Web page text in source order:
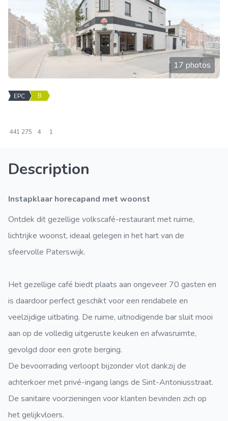
17 photos
EPC B
441 275 4 1
Description
instapklaar horecapand met woonst
Ontdek dit gezellige volkscafé-restaurant met ruime,
lichtrijke woonst, ideaal gelegen in het hart van de
sfeervolle Paterswijk.
Het gezellige café biedt plaats aan ongeveer 70 gasten en
is daardoor perfect geschikt voor een rendabele en
veelzijdige uitbating. De ruime, uitnodigende bar sluit mooi
aan op de volledig uitgeruste keuken en afwasruimte,
gevolgd door een grote berging.
De bevoorrading verloopt bijzonder vlot dankzij de
achterkoer met privé-ingang langs de Sint-Antoniusstraat.
De sanitaire voorzieningen voor klanten bevinden zich op
het gelijkvloers.